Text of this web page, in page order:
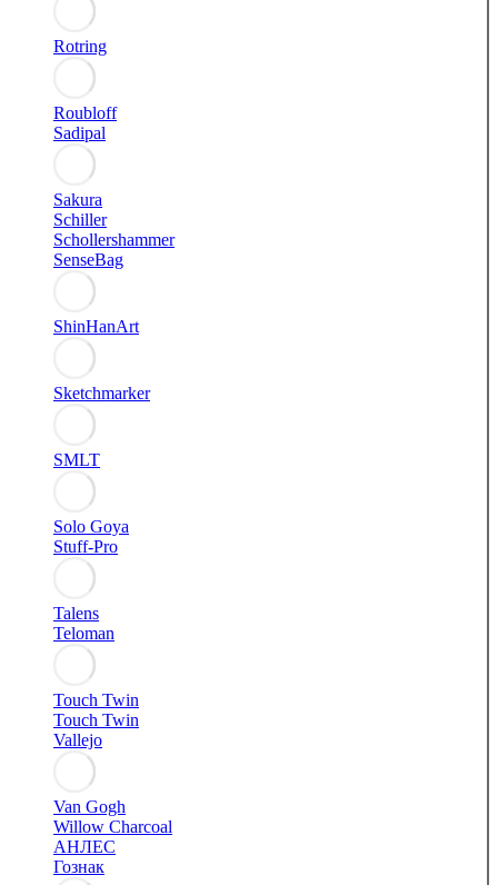
Rotring
Roubloff
Sadipal
Sakura
Schiller
Schollershammer
SenseBag
ShinHanArt
Sketchmarker
SMLT
Solo Goya
Stuff-Pro
Talens
Teloman
Touch Twin
Touch Twin
Vallejo
Van Gogh
Willow Charcoal
АНЛЕС
Гознак